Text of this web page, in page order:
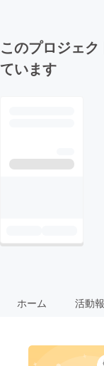
このプロジェ
ています
ホーム 活動